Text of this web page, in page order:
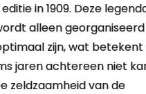
in 1909. Deze
alleen
zijn, wat
jaren achtereen niet
zeldzaamheid van de